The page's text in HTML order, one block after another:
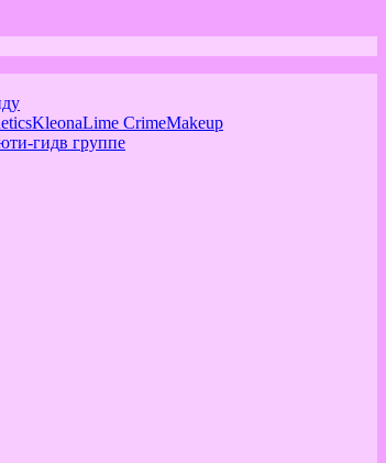
KleonaLime CrimeMakeup
гидв группе